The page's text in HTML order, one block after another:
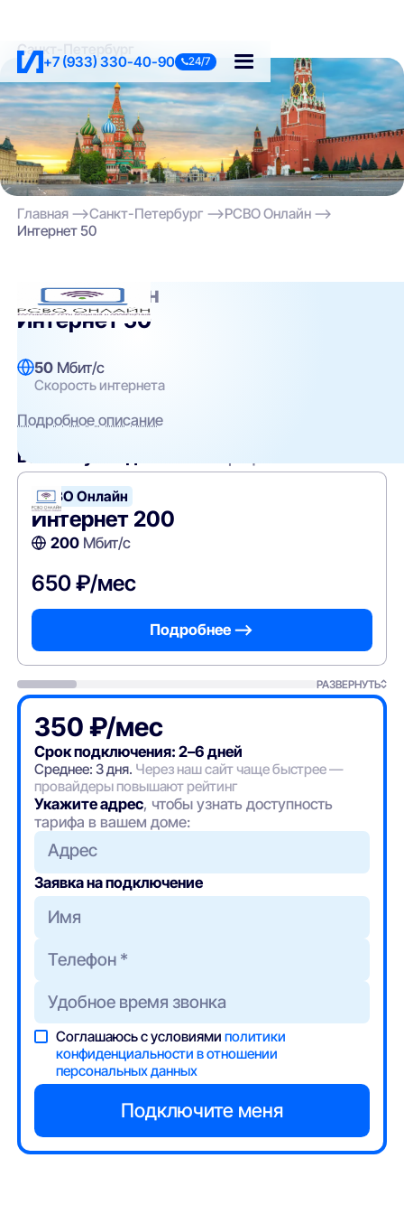
+7 (933) 330-40-90 24/7
Санкт-Петербург
Главная Санкт-Петербург
РСВО Онлайн
Интернет 50
РСВО Онлайн
Интернет 50
50 Мбит/с
Скорость интернета
Подробное описание
Вам могут подойти
РСВО Онлайн
Интернет 200
200Мбит/с
650 ₽/мес
Подробнее —>
РАЗВЕРНУТЬ
350 ₽/мес
Срок подключения: 2–6 дней
Среднее: 3 дня. Через наш сайт чаще быстрее —
провайдеры повышают рейтинг
Укажите адрес, чтобы узнать доступность
тарифа в вашем доме:
Адрес
Заявка на подключение
Соглашаюсь с условиямиполитики
конфиденциальности в отношении
персональных данных